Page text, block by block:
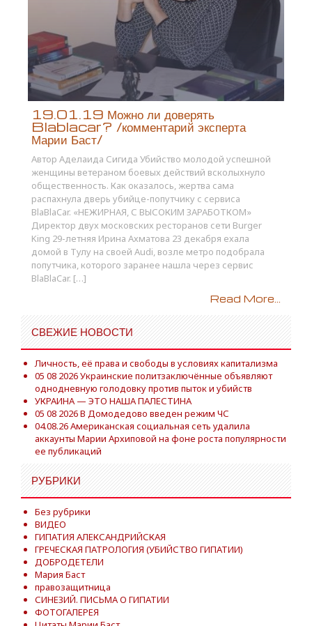
19.01.19 Можно ли доверять
Blablacar? /комментарий эксперта
Марии Баст/
Автор Аделаида Сигида Убийство молодой успешной
женщины ветераном боевых действий всколыхнуло
общественность. Как оказалось, жертва сама
распахнула дверь убийце-попутчику с сервиса
BlaBlaCar. «НЕЖИРНАЯ, С ВЫСОКИМ ЗАРАБОТКОМ»
Директор двух московских ресторанов сети Burger
King 29-летняя Ирина Ахматова 23 декабря ехала
домой в Тулу на своей Audi, возле метро подобрала
попутчика, которого заранее нашла через сервис
BlaBlaCar. […]
Read More...
СВЕЖИЕ НОВОСТИ
Личность, её права и свободы в условиях капитализма
05 08 2026 Украинские политзаключённые объявляют
однодневную голодовку против пыток и убийств
УКРАИНА — ЭТО НАША ПАЛЕСТИНА
05 08 2026 В Домодедово введен режим ЧС
04.08.26 Американская социальная сеть удалила
аккаунты Марии Архиповой на фоне роста популярности
ее публикаций
РУБРИКИ
Без рубрики
ВИДЕО
ГИПАТИЯ АЛЕКСАНДРИЙСКАЯ
ГРЕЧЕСКАЯ ПАТРОЛОГИЯ (УБИЙСТВО ГИПАТИИ)
ДОБРОДЕТЕЛИ
Мария Баст
правозащитница
СИНЕЗИЙ. ПИСЬМА О ГИПАТИИ
ФОТОГАЛЕРЕЯ